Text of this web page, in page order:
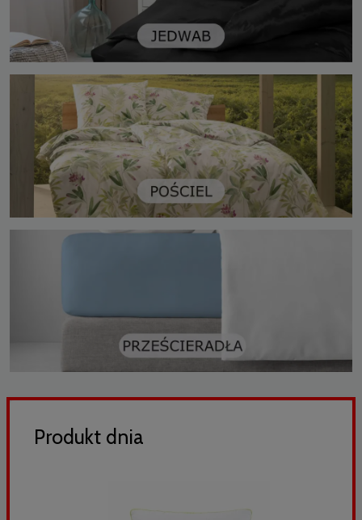
Produkt dnia